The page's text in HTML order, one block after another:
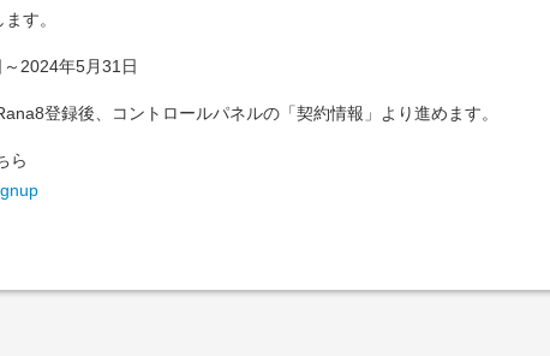
す。
2024年5月31日
登録後、コントロールパネルの「契約情報」より進めます。
ら